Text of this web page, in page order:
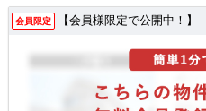
会員限定 【会員様限定で公開中！】